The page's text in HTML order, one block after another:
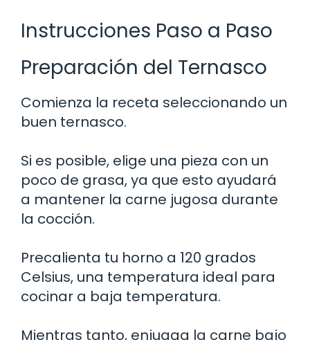
Instrucciones Paso a Paso
Preparación del Ternasco
Comienza la receta seleccionando un
buen ternasco.
Si es posible, elige una pieza con un
poco de grasa, ya que esto ayudará
a mantener la carne jugosa durante
la cocción.
Precalienta tu horno a 120 grados
Celsius, una temperatura ideal para
cocinar a baja temperatura.
Mientras tanto, enjuaga la carne bajo